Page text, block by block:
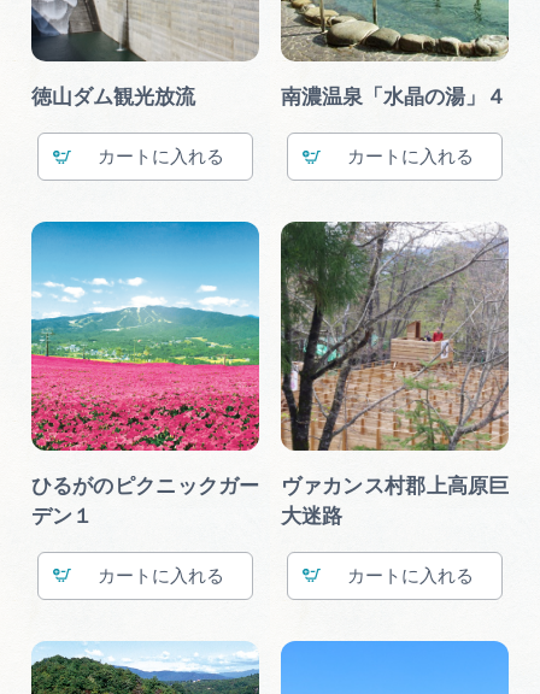
お問い合わせ
広告掲載
徳山ダム観光放流
カート
南濃温泉「水晶の湯」４
カート
ひるがのピクニックガー
デン１
カート
ヴァカンス村郡上高原巨
大迷路
カート